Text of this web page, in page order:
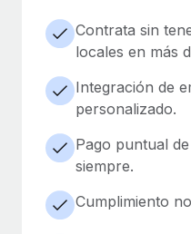
Contrata sin
locales en más
Integración de
personalizado.
Pago puntual
siempre.
Cumplimiento